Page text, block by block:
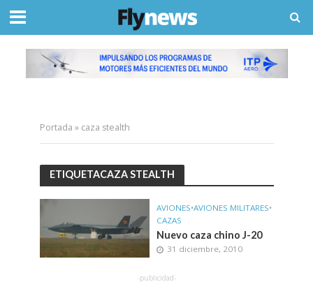
Portada » caza stealth
ETIQUETACAZA STEALTH
AVIONES•AVIONES MILITARES•
CAZAS
Nuevo caza chino J-20
31 diciembre, 2010